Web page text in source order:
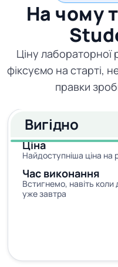
На чому
Ціну лабораторної
фіксуємо на старті,
правки
Вигідно
Ціна
Найдоступніша ціна на
Час виконання
Встигнемо, навіть
уже завтра